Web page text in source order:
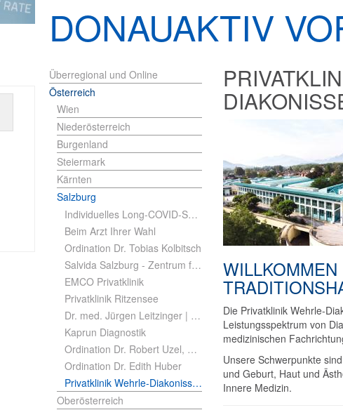
DONAUAKTIV
Überregional und Online
Österreich
Wien
Niederösterreich
Burgenland
Steiermark
Kärnten
Salzburg
Individuelles Long-COVID-Screening
Beim Arzt Ihrer Wahl
Ordination Dr. Tobias Kolbitsch
Salvida Salzburg - Zentrum für Gesundheit
EMCO Privatklinik
Privatklinik Ritzensee
Dr. med. Jürgen Leitzinger | FA für Innere Medizin
Kaprun Diagnostik
Ordination Dr. Robert Uzel, PhD MSc
Ordination Dr. Edith Huber
Privatklinik Wehrle-Diakonissen
Oberösterreich
Die Privatklinik Wehrle-
Leistungsspektrum von
medizinischen
Unsere Schwerpunkte
und Geburt, Haut und
Innere Medizin.